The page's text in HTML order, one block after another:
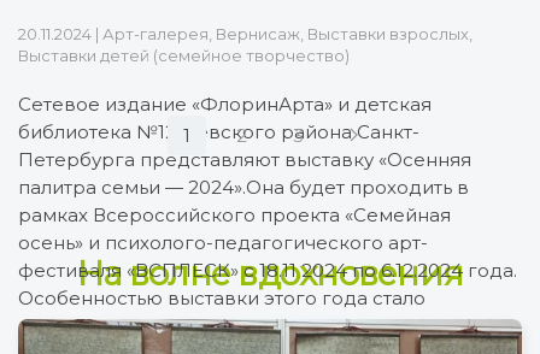
20.11.2024 | Арт-галерея Вернисаж Выставки взрослых
Выставки детей (семейное творчество)
Сетевое издание «ФлоринАрта» и детская
библиотека №12 Невского района Санкт-
Петербурга представляют выставку «Осенняя
палитра семьи — 2024».Она будет проходить в
рамках Всероссийского проекта «Семейная
осень» и психолого-педагогического арт-
фестиваля «ВСПЛЕСК» с 18.11 2024 по 6.12.2024 года.
Особенностью выставки этого года стало
постепенное расширение экспозиции, то есть
1 2 3
На волне вдохновения